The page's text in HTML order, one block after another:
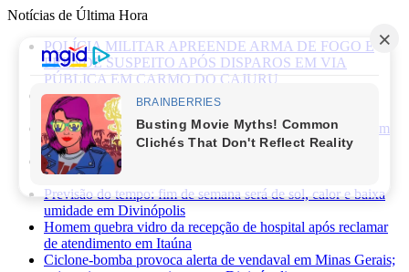
Notícias de Última Hora
POLÍCIA MILITAR APREENDE ARMA DE FOGO E
PRENDE SUSPEITO APÓS DISPAROS EM VIA
PÚBLICA EM CARMO DO CAJURU
Caminhonete furtada às margens da BR-494 é recuperada
pela Polícia Militar em Carmo da Mata
Mãe de recém-nascido abandonado em lote vago é presa em
Sabará
Três pessoas ficam feridas após ataque a facadas no bairro
Planalto, em Divinópolis
Previsão do tempo: fim de semana será de sol, calor e baixa
umidade em Divinópolis
Homem quebra vidro da recepção de hospital após reclamar
de atendimento em Itaúna
Ciclone-bomba provoca alerta de vendaval em Minas Gerais;